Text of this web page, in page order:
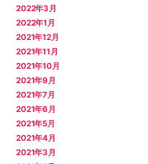
2022年3月
2022年1月
2021年12月
2021年11月
2021年10月
2021年9月
2021年7月
2021年6月
2021年5月
2021年4月
2021年3月